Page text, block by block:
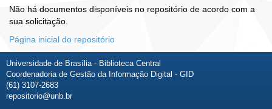
Não há documentos disponíveis no repositório de acordo com a
sua solicitação.
Página inicial do repositório
Universidade de Brasília - Biblioteca Central
Coordenadoria de Gestão da Informação Digital - GID
(61) 3107-2683
repositorio@unb.br